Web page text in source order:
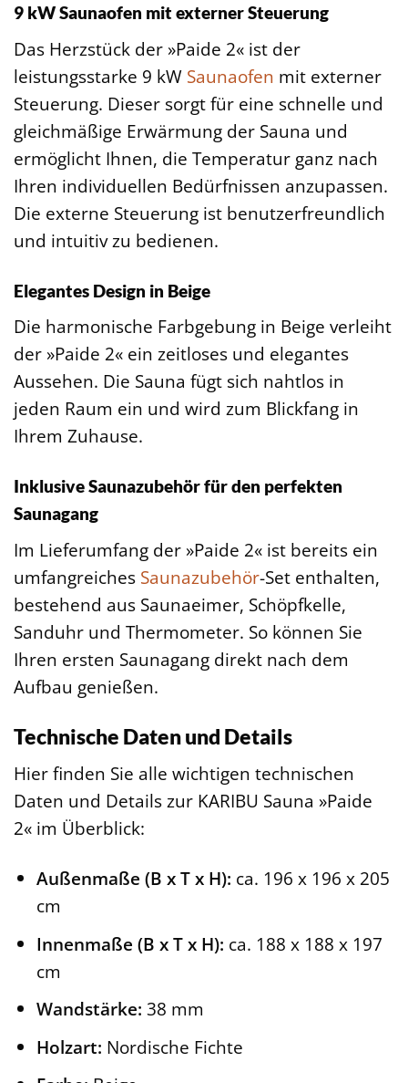
9 kW Saunaofen mit externer Steuerung
Das Herzstück der »Paide 2« ist der
leistungsstarke 9 kW Saunaofen mit externer
Steuerung. Dieser sorgt für eine schnelle und
gleichmäßige Erwärmung der Sauna und
ermöglicht Ihnen, die Temperatur ganz nach
Ihren individuellen Bedürfnissen anzupassen.
Die externe Steuerung ist benutzerfreundlich
und intuitiv zu bedienen.
Elegantes Design in Beige
Die harmonische Farbgebung in Beige verleiht
der »Paide 2« ein zeitloses und elegantes
Aussehen. Die Sauna fügt sich nahtlos in
jeden Raum ein und wird zum Blickfang in
Ihrem Zuhause.
Inklusive Saunazubehör für den perfekten
Saunagang
Im Lieferumfang der »Paide 2« ist bereits ein
umfangreiches Saunazubehör-Set enthalten,
bestehend aus Saunaeimer, Schöpfkelle,
Sanduhr und Thermometer. So können Sie
Ihren ersten Saunagang direkt nach dem
Aufbau genießen.
Technische Daten und Details
Hier finden Sie alle wichtigen technischen
Daten und Details zur KARIBU Sauna »Paide
2« im Überblick:
Außenmaße (B x T x H): ca. 196 x 196 x 205
cm
Innenmaße (B x T x H): ca. 188 x 188 x 197
cm
Wandstärke: 38 mm
Holzart: Nordische Fichte